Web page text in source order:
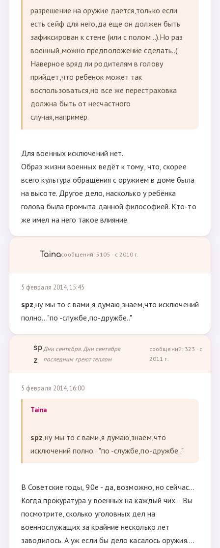
разрешение на оружие дается,только если
есть сейф для него,да еще он должен быть
зафиксирован к стене (или с полом ..).Но раз
военный,можно предположение сделать..(
Наверное вряд ли родителям в голову
прийдет,что ребенок может так
воспользоваться,но все же перестраховка
должна быть от несчастного
случая,например.
Для военных исключений нет.
Образ жизни военных ведёт к тому, что, скорее
всего культура обращения с оружием в доме была
на высоте. Другое дело, насколько у ребёнка
голова была промыта данной философией. Кто-то
же имел на него такое влияние.
Tainaсообщений: 5105 · с 2010 г.
5 февраля 2014, 15:45
spz,ну мы то с вами,я думаю,знаем,что исключений
полно..."по -службе,по-дружбе.."
sp
z
Дни сентября. Дни сентября
последним греют теплом
сообщений: 323 · с
2011 г.
5 февраля 2014, 16:00
Taina
spz,ну мы то с вами,я думаю,знаем,что
исключений полно..."по -службе,по-дружбе.."
В Советские годы, 90е - да, возможно, но сейчас...
Когда прокуратура у военных на каждый чих... Вы
посмотрите, сколько уголовных дел на
военнослужащих за крайние несколько лет
заводилось. А уж если бы дело касалось оружия....